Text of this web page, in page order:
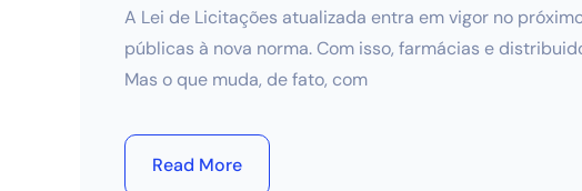
A Lei de Licitações atualizada entra em vigor no
públicas à nova norma. Com isso, farmácias e
Mas o que muda, de fato, com
Read More